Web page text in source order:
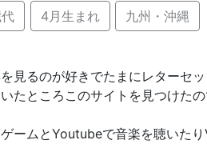
4月生まれ 九州・沖縄
見るのが好きでたまにレターセ
たところこのサイトを見つけたの
ームとYoutubeで音楽を聴いた